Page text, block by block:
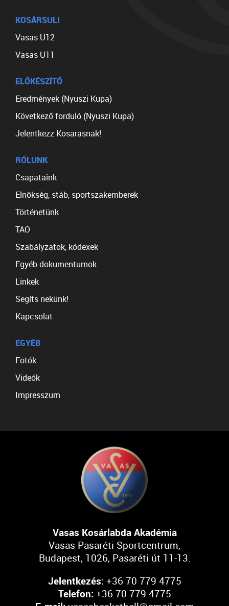
KOSÁRSULI
Vasas U12
Vasas U11
ELŐKÉSZÍTŐ
Eredmények (Nyuszi Kupa)
Következő forduló (Nyuszi Kupa)
Jelentkezz Kosarasnak!
RÓLUNK
Csapataink
Elnökség, stáb, sportszakemberek
Történetünk
TAO
Szabályzatok, kódexek
Egyéb dokumentumok
Linkek
Segíts nekünk!
Kapcsolat
EGYÉB
Fotók
Videók
Impresszum
Vasas Kosárlabda Akadémia
Vasas Pasaréti Sportcentrum,
Budapest, 1026, Pasaréti út 11-13.
Jelentkezés: +36 70 779 4775
Telefon: +36 70 779 4775